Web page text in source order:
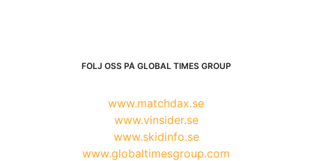
FÖLJ OSS PÅ GLOBAL TIMES GROUP
www.matchdax.se
www.vinsider.se
www.skidinfo.se
www.globaltimesgroup.com